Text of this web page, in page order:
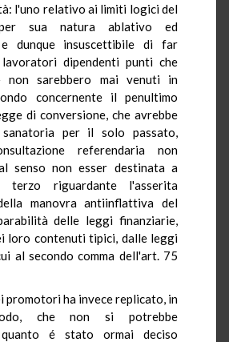
l'uno relativo ai limiti logici del
per sua natura ablativo ed
dunque insuscettibile di far
dipendenti punti che
non sarebbero mai venuti in
concernente il penultimo
di conversione, che avrebbe
per il solo passato,
referendaria non
senso non esser destinata a
riguardante l'asserita
manovra antiinflattiva del
delle leggi finanziarie,
loro contenuti tipici, dalle leggi
al secondo comma dell'art. 75
promotori ha invece replicato, in
che non si potrebbe
quanto é stato ormai deciso